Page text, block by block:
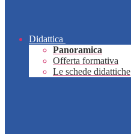
Didattica
Panoramica
Offerta formativa
Le schede didattiche